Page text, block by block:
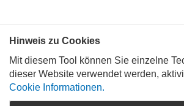
Hinweis zu Cookies
Mit diesem Tool können Sie einzelne
dieser Website verwendet werden,
Cookie Informationen.